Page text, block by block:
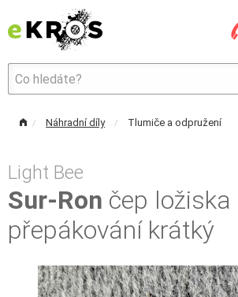
Náhradní díly Tlumiče a odpružení
Light Bee
Sur-Ron čep ložiska
přepákování krátký